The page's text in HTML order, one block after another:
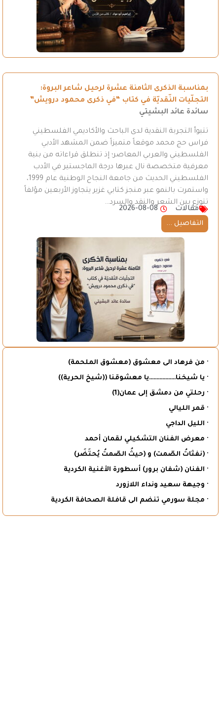
بمناسبة الذكرى الثامنة عشرة لرحيل شاعر البروة:
التجلّيات النّقديّة في كتاب “في ذكرى محمود درويش”
سائدة عائد البشيتي
تتبوأ التجربة النقدية لدى الباحث والأكاديمي الفلسطيني
فراس حج محمد موقعاً متميزاً ضمن المشهد الأدبي
الفلسطيني والعربي المعاصر؛ إذ تنطلق قراءاته من بنية
معرفية متخصصة نال عبرها درجة الماجستير في الأدب
الفلسطيني الحديث من جامعة النجاح الوطنية عام 1999،
واستمرت بالنمو عبر منجز كتابي غزير يتجاوز الأربعين مؤلفاً
تتوزع بين الشعر والنقد والسرد…
مقالات
2026-08-08
التفاصيل ...
· من فرهاد الى معشوق (معشوق الملحمة)
· يا شيخنا………………يا معشوقنا ((شيخ الحرية))
· رحلتي من دمشق إلى عمان(1)
· قمر الليالي
· الليل الداجي
· معرض الفنان التشكيلي لقمان أحمد
· (نفثاتُ الصّمت) و (حيثُ الصّمتُ يُحتَضَر)
· الفنان (شفان برور) أسطورة الأغنية الكردية
· وجيهة سعيد ونداء اللازورد
· مجلة سورمي تنضم الى قافلة الصحافة الكردية